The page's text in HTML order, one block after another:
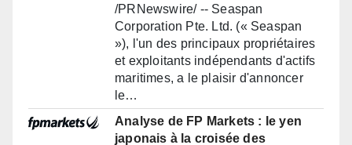
/PRNewswire/ -- Seaspan
Corporation Pte. Ltd. (« Seaspan
»), l'un des principaux propriétaires
et exploitants indépendants d'actifs
maritimes, a le plaisir d'annoncer
le…
Analyse de FP Markets : le yen
japonais à la croisée des